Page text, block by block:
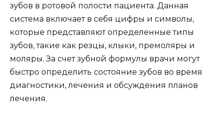
зубов в ротовой полости пациента. Данная
система включает в себя цифры и символы,
которые представляют определенные типы
зубов, такие как резцы, клыки, премоляры и
моляры. За счет зубной формулы врачи могут
быстро определить состояние зубов во время
диагностики, лечения и обсуждения планов
лечения.